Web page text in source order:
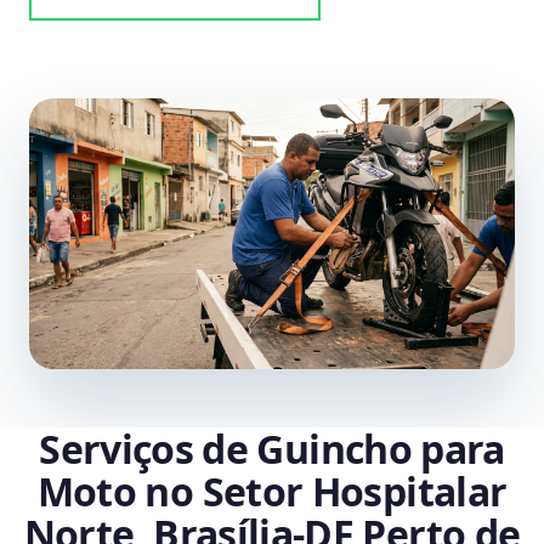
Serviços de Guincho para
Moto no Setor Hospitalar